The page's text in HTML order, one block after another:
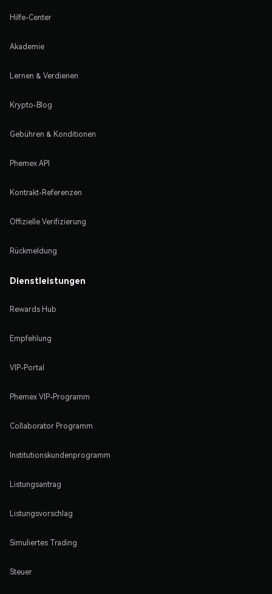
Hilfe-Center
Akademie
Lernen & Verdienen
Krypto-Blog
Gebühren & Konditionen
Phemex API
Kontrakt-Referenzen
Offizielle Verifizierung
Rückmeldung
Dienstleistungen
Rewards Hub
Empfehlung
VIP-Portal
Phemex VIP-Programm
Collaborator Programm
Institutionskundenprogramm
Listungsantrag
Listungsvorschlag
Simuliertes Trading
Steuer